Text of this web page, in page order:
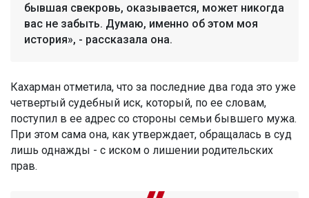
бывшая свекровь, оказывается, может никогда
вас не забыть. Думаю, именно об этом моя
история», - рассказала она.
Кахарман отметила, что за последние два года это уже
четвертый судебный иск, который, по ее словам,
поступил в ее адрес со стороны семьи бывшего мужа.
При этом сама она, как утверждает, обращалась в суд
лишь однажды - с иском о лишении родительских
прав.